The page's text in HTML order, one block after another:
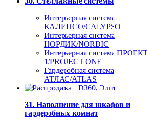
Интерьерная система
КАЛИПСО/CALYPSO
Интерьерная система
НОРДИК/NORDIC
Интерьерная система
1/PROJECT ONE
Гардеробная система
АТЛАС/ATLAS
31. Наполнение для шкафов и
гардеробных комнат